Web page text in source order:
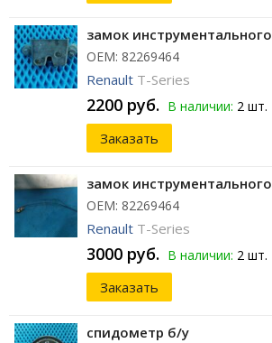
замок
ОЕМ: 82269464
Renault T-Series
2200 руб. В наличии: 2 шт.
Заказать
замок
ОЕМ: 82269464
Renault T-Series
3000 руб. В наличии: 2 шт.
Заказать
спидометр б/у